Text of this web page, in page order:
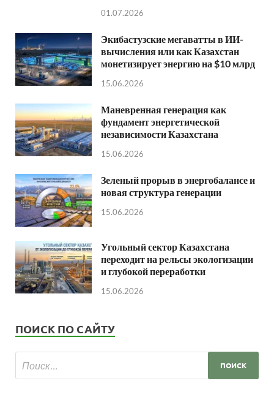
01.07.2026
Экибастузские мегаватты в ИИ-
вычисления или как Казахстан
монетизирует энергию на $10 млрд
15.06.2026
Маневренная генерация как
фундамент энергетической
независимости Казахстана
15.06.2026
Зеленый прорыв в энергобалансе и
новая структура генерации
15.06.2026
Угольный сектор Казахстана
переходит на рельсы экологизации
и глубокой переработки
15.06.2026
ПОИСК ПО САЙТУ